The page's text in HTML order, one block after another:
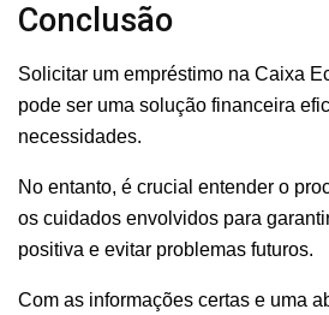
Conclusão
Solicitar um empréstimo na Caixa
pode ser uma solução financeira
necessidades.
No entanto, é crucial entender o
os cuidados envolvidos para
positiva e evitar problemas futuros.
Com as informações certas e uma